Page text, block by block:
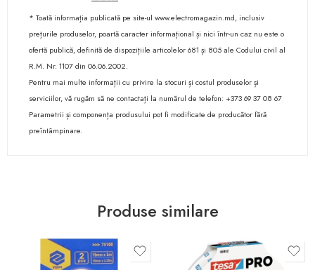
* Toată informația publicată pe site-ul www.electromagazin.md, inclusiv
prețurile produselor, poartă caracter informațional și nici într-un caz nu este o
ofertă publică, definită de dispozițiile articolelor 681 și 805 ale Codului civil al
R.M. Nr. 1107 din 06.06.2002.
Pentru mai multe informații cu privire la stocuri și costul produselor și
serviciilor, vă rugăm să ne contactați la numărul de telefon: +373 69 37 08 67
Parametrii și componența produsului pot fi modificate de producător fără
preîntâmpinare.
Produse similare